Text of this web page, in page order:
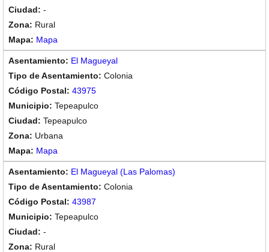
-
Rural
Mapa
El Magueyal
Colonia
43975
Tepeapulco
Tepeapulco
Urbana
Mapa
El Magueyal (Las Palomas)
Colonia
43987
Tepeapulco
-
Rural